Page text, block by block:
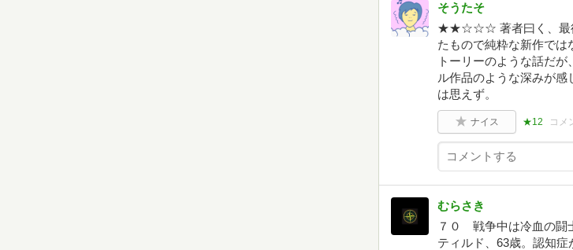
そうたそ
★★☆☆☆ 著者曰く、最後
たもので純粋な新作では
トーリーのような話だ
ル作品のような深みが
は思えず。
ナイス ★12 コメ
むらさき
７０ 戦争中は冷血の闘
ティルド、63歳。認知